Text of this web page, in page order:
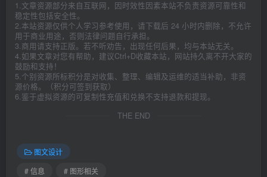
1.文章资源部分来自互联网，因时效性因素本站不负责资源可靠性和
稳定性包括安全性。
2.本站资源仅供个人学习参考使用，请下载后 24 小时内删除，不允许
用于商业用途，否则法律问题自行承担。
3.商用请支持正版。若不听劝告，出现任何后果，均与本站无关。
4.如果文章对您有帮助，建议Ctrl+D收藏本站，网站持久离不开大家的
鼓励和支持！
5.个别资源所标积分是对收集、整理、编辑及运维的适当补助，非资
源价格。（积分可签到获取）
6.鉴于虚拟资源的可复制性充值和兑换不支持退款和提现。
THE END
图文设计
# 信息
# 图形相关